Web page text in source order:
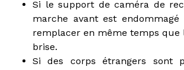
Si le support de caméra de
marche avant est
remplacer en même temps que
brise.
Si des corps étrangers sont